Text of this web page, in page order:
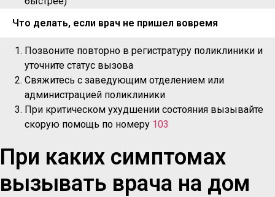
Что делать, если врач не пришел вовремя
Позвоните повторно в регистратуру поликлиники и
уточните статус вызова
Свяжитесь с заведующим отделением или
администрацией поликлиники
При критическом ухудшении состояния вызывайте
скорую помощь по номеру 103
При каких симптомах
вызывать врача на дом